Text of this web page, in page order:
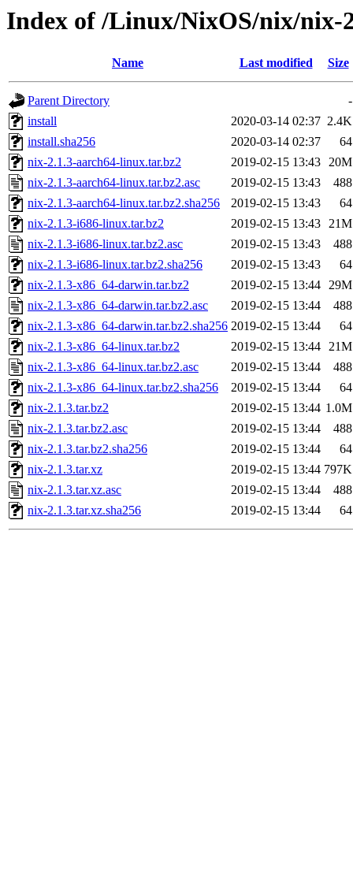
Index of /Linux/NixOS/nix/nix-
Name Last modified Size
Parent Directory
-
install
2020-03-14 02:37 2.4K
install.sha256
2020-03-14 02:37
64
nix-2.1.3-aarch64-linux.tar.bz2
2019-02-15 13:43 20M
nix-2.1.3-aarch64-linux.tar.bz2.asc
2019-02-15 13:43
488
nix-2.1.3-aarch64-linux.tar.bz2.sha256
2019-02-15 13:43
64
nix-2.1.3-i686-linux.tar.bz2
2019-02-15 13:43 21M
nix-2.1.3-i686-linux.tar.bz2.asc
2019-02-15 13:43
488
nix-2.1.3-i686-linux.tar.bz2.sha256
2019-02-15 13:43
64
nix-2.1.3-x86_64-darwin.tar.bz2
2019-02-15 13:44 29M
nix-2.1.3-x86_64-darwin.tar.bz2.asc
2019-02-15 13:44
488
nix-2.1.3-x86_64-darwin.tar.bz2.sha256 2019-02-15 13:44
64
nix-2.1.3-x86_64-linux.tar.bz2
2019-02-15 13:44 21M
nix-2.1.3-x86_64-linux.tar.bz2.asc
2019-02-15 13:44
488
nix-2.1.3-x86_64-linux.tar.bz2.sha256
2019-02-15 13:44
64
nix-2.1.3.tar.bz2
2019-02-15 13:44 1.0M
nix-2.1.3.tar.bz2.asc
2019-02-15 13:44
488
nix-2.1.3.tar.bz2.sha256
2019-02-15 13:44
64
nix-2.1.3.tar.xz
2019-02-15 13:44 797K
nix-2.1.3.tar.xz.asc
2019-02-15 13:44
488
nix-2.1.3.tar.xz.sha256
2019-02-15 13:44 64